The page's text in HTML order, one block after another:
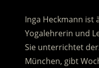
Inga Heckmann ist
Yogalehrerin und
Sie unterrichtet
München, gibt